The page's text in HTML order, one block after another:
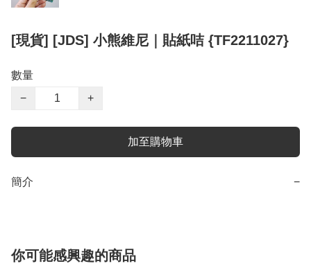
[現貨] [JDS] 小熊維尼｜貼紙咭 {TF2211027}
數量
−
+
加至購物車
簡介 −
你可能感興趣的商品